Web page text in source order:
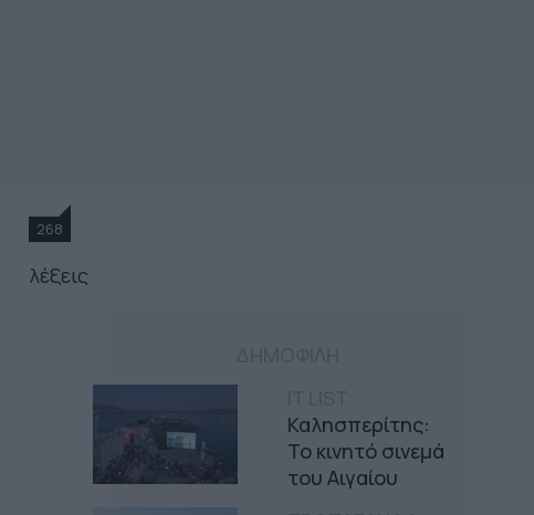
268
λέξεις
Καλησπερίτης:
Το κινητό σινεμά
του Αιγαίου